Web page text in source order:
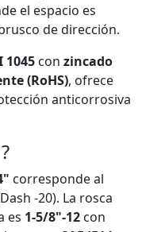
el espacio es
de dirección.
1045 con zincado
(RoHS), ofrece
anticorrosiva
corresponde al
-20). La rosca
es 1-5/8"-12 con